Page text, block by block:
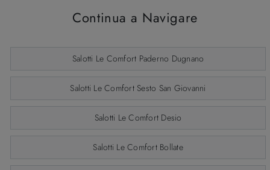
Continua a Navigare
Salotti Le Comfort Paderno Dugnano
Salotti Le Comfort Sesto San Giovanni
Salotti Le Comfort Desio
Salotti Le Comfort Bollate